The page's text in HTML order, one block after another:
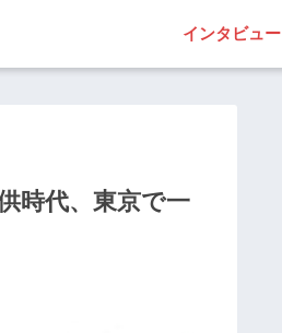
インタビュー
時代、東京で一